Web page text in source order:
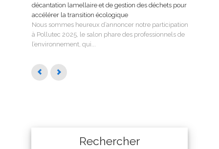
décantation lamellaire et de gestion des déchets pour
accélérer la transition écologique
Nous sommes heureux d’annoncer notre participation
à Pollutec 2025, le salon phare des professionnels de
l’environnement, qui...
Rechercher